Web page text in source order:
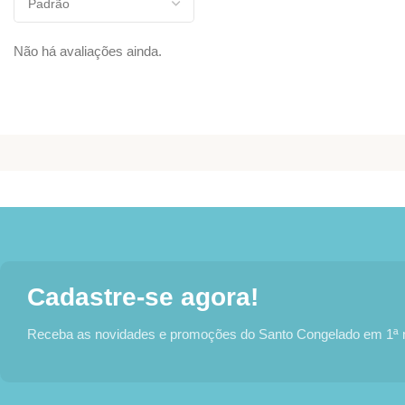
Não há avaliações ainda.
Cadastre-se agora!
Receba as novidades e promoções do Santo Congelado em 1ª